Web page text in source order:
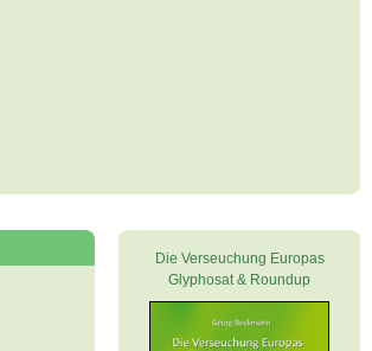
Die Verseuchung Europas
Glyphosat & Roundup